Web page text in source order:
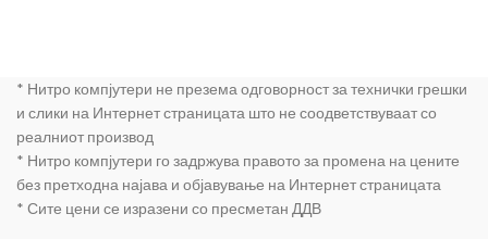
* Нитро компјутери не презема одговорност за технички грешки
и слики на Интернет страницата што не соодветствуваат со
реалниот производ
* Нитро компјутери го задржува правото за промена на цените
без претходна најава и објавување на Интернет страницата
* Сите цени се изразени со пресметан ДДВ